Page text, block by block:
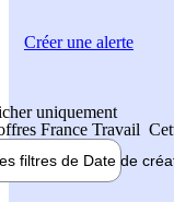
uniquement
France Travail
filtres de Date de
Créer une alerte